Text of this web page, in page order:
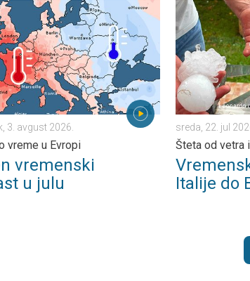
26. jul 2026.
kontrast u julu. Podeljeno vreme u
3. avgust 2026.
vreme u Evropi
vremenski
u julu
Vremenske
sreda, 22. jul
Šteta od vetra
Italije do